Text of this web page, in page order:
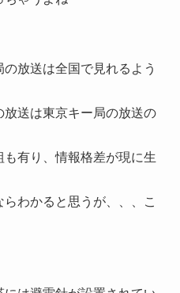
放送は全国で見れるよう
送は東京キー局の放送の
有り、情報格差が現に生
わかると思うが、、、こ